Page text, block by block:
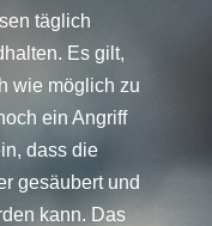
täglich
Es gilt,
wie möglich zu
ein Angriff
dass die
gesäubert und
kann. Das